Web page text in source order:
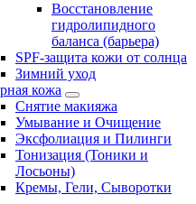
Восстановление
гидролипидного
баланса (барьера)
SPF-защита кожи от солнца
Зимний уход
кожа
Снятие макияжа
Умывание и Очищение
Эксфолиация и Пилинги
Тонизация (Тоники и
Лосьоны)
Кремы, Гели, Сыворотки